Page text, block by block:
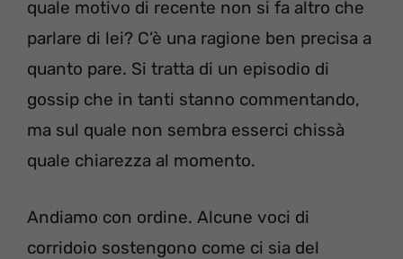
quale motivo di recente non si fa altro che
parlare di lei? C’è una ragione ben precisa a
quanto pare. Si tratta di un episodio di
gossip che in tanti stanno commentando,
ma sul quale non sembra esserci chissà
quale chiarezza al momento.
Andiamo con ordine. Alcune voci di
corridoio sostengono come ci sia del